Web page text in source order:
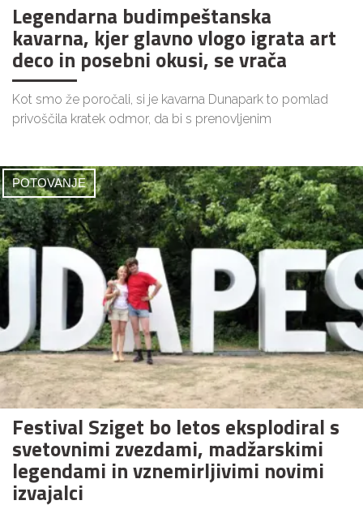
Legendarna budimpeštanska
kavarna, kjer glavno vlogo igrata art
deco in posebni okusi, se vrača
Kot smo že poročali, si je kavarna Dunapark to pomlad
privoščila kratek odmor, da bi s prenovljenim
POTOVANJE
Festival Sziget bo letos eksplodiral s
svetovnimi zvezdami, madžarskimi
legendami in vznemirljivimi novimi
izvajalci